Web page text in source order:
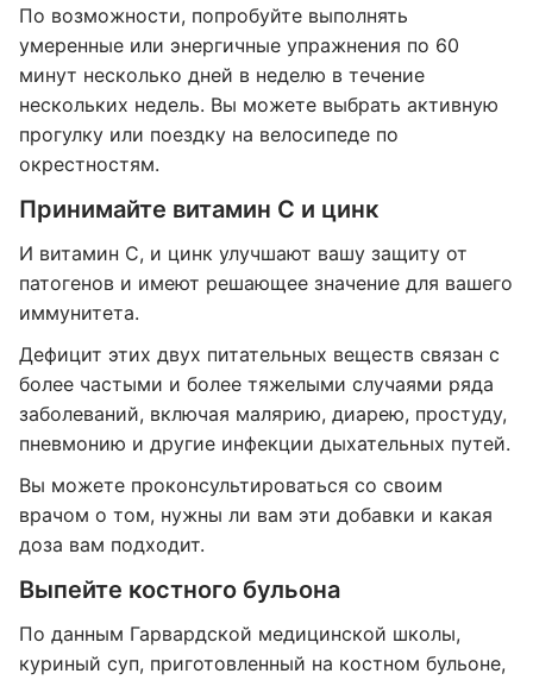
По возможности, попробуйте выполнять
умеренные или энергичные упражнения по 60
минут несколько дней в неделю в течение
нескольких недель. Вы можете выбрать активную
прогулку или поездку на велосипеде по
окрестностям.
Принимайте витамин С и цинк
И витамин С, и цинк улучшают вашу защиту от
патогенов и имеют решающее значение для вашего
иммунитета.
Дефицит этих двух питательных веществ связан с
более частыми и более тяжелыми случаями ряда
заболеваний, включая малярию, диарею, простуду,
пневмонию и другие инфекции дыхательных путей.
Вы можете проконсультироваться со своим
врачом о том, нужны ли вам эти добавки и какая
доза вам подходит.
Выпейте костного бульона
По данным Гарвардской медицинской школы,
куриный суп, приготовленный на костном бульоне,